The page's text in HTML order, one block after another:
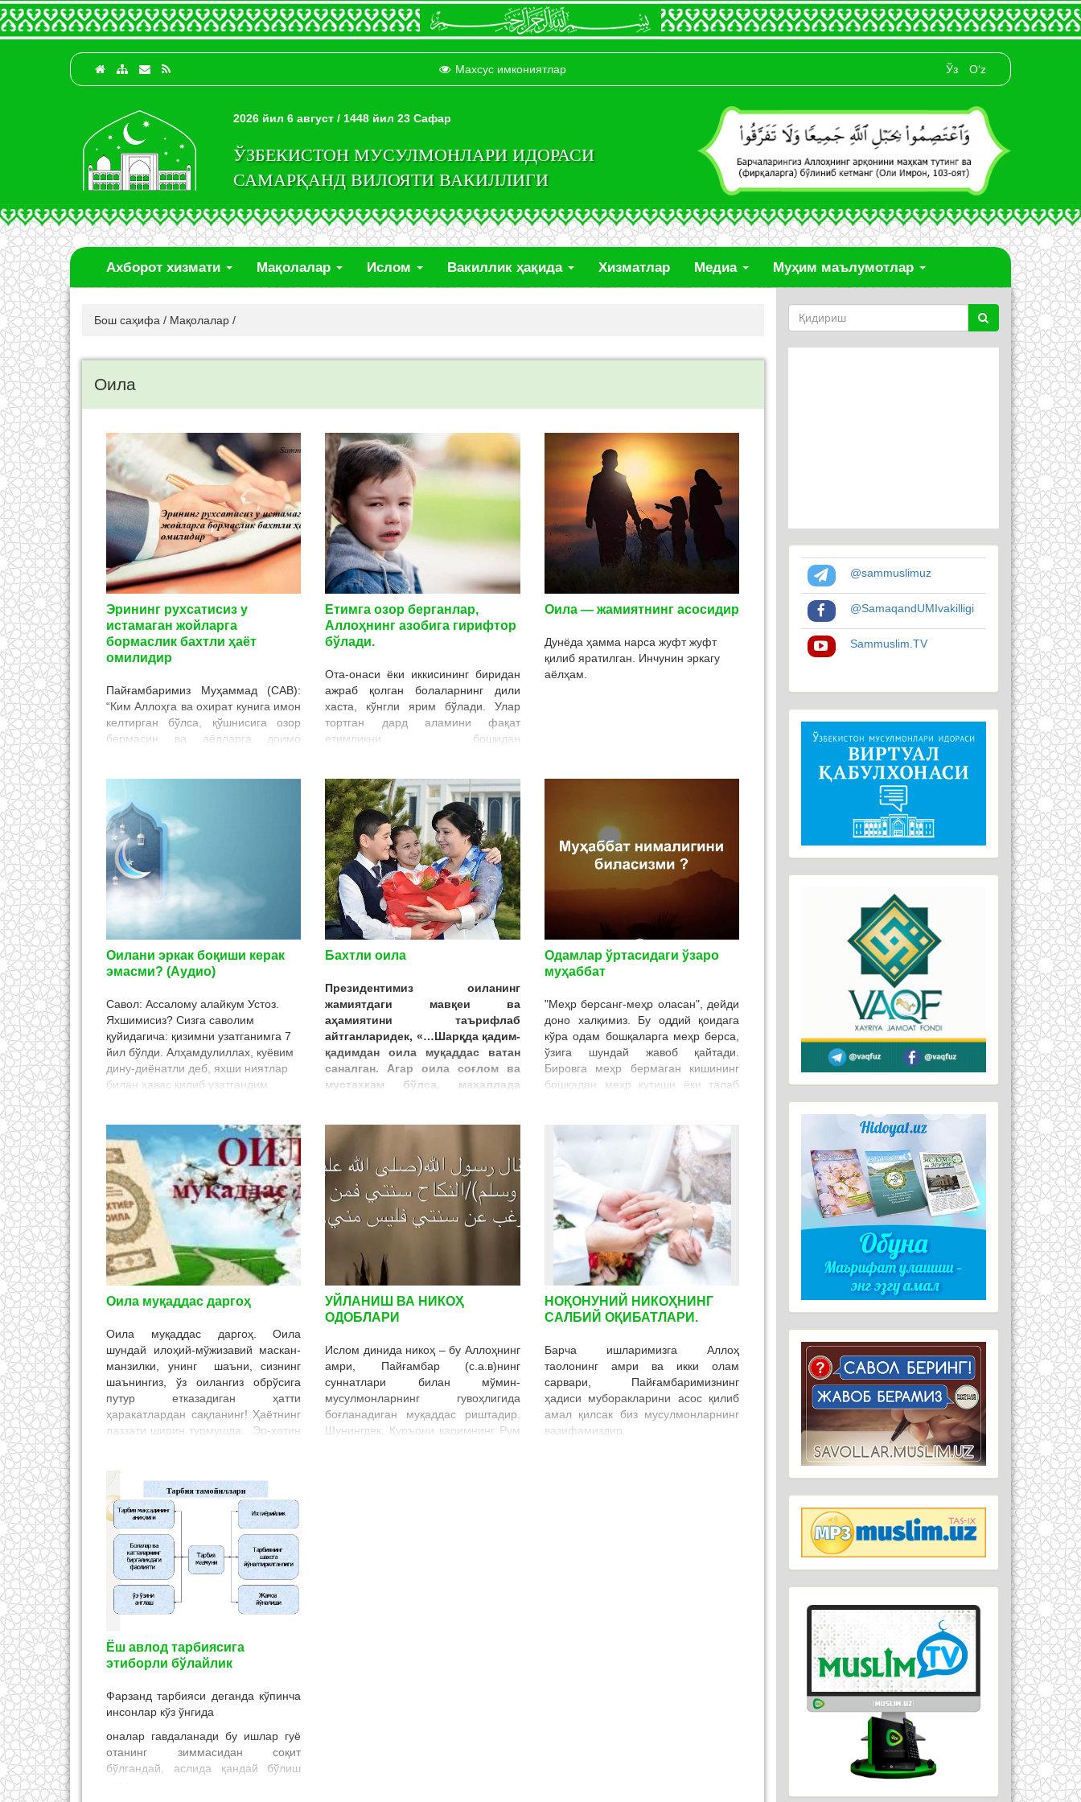
Махсус имкониятлар Ўз O‘z
2026 йил 6 август / 1448 йил 23 Сафар
ЎЗБЕКИСТОН МУСУЛМОНЛАРИ ИДОРАСИ
САМАРҚАНД ВИЛОЯТИ ВАКИЛЛИГИ
Ахборот хизмати Мақолалар Ислом Вакиллик ҳақида Хизматлар Медиа Муҳим маълумотлар
Бош саҳифа / Мақолалар /
Оила
Эрининг рухсатисиз у
истамаган жойларга
бормаслик бахтли ҳаёт
омилидир
Пайғамбаримиз Муҳаммад (САВ):
“Ким Аллоҳга ва охират кунига имон
келтирган бўлса, қўшнисига озор
бермасин ва аёлларга доимо
юқори қисмидир. Агар уни
тўғирлайман деб уринсанг,
синдирасан. Агар уни тек қўйсанг,
эгрилигича қолур. Бас, аёлларга
доимо яхшилик қилинг”, дедилар.
Етимга озор берганлар,
Аллоҳнинг азобига гирифтор
бўлади.
Ота-онаси ёки иккисининг биридан
ажраб қолган болаларнинг дили
хаста, кўнгли ярим бўлади. Улар
тортган дард аламини фақат
етимликни бошидан
улғайганлар эса етимнинг ҳолини
тушунишлари амри маҳол.
Етимнинг шундоғам вайрон дилини
оғритиш, қалбига озор бериш жуда
катта гуноҳ саналади. Қуръони
каримда етимнинг молини еганлар
билиб қўйсинки, аслида улар
қорнига олов ейишмоқда, деган
мазмунда оят бор. Шариатимиз ота-
оналаридан ажраб қолган
яримкўнгил етимлар манфаатини
қаттиқ ҳимоя қилади, уларга
ваъдалар беради.
Оила — жамиятнинг асосидир
Дунёда ҳамма нарса жуфт жуфт
қилиб яратилган. Инчунин эркагу
аёлҳам.
Оилани эркак боқиши керак
эмасми? (Аудио)
Савол: Ассалому алайкум Устоз.
Яхшимисиз? Сизга саволим
қуйидагича: қизимни узатганимга 7
йил бўлди. Алҳамдулиллах, куёвим
дину-диёнатли деб, яхши ниятлар
билан ҳавас қилиб узатгандим.
фарзандлик бўлишди. Қайнона-
қайнотаси билан яшашади. Менга
ҳеч ҳам гап ташимаган шу пайтгача.
Кейинги пайтларда мазаси бўлмай,
тушкунликка тушиб, юраги
оғрийдиган бўлиб қолди. Охири
сўраб суриштириб билдимки, у ҳеч
ҳам кўчага чиқмас экан.
Бахтли оила
Президентимиз оиланинг
жамиятдаги мавқеи ва
аҳамиятини таърифлаб
айтганларидек, «…Шарқда қадим-
қадимдан оила муқаддас ватан
саналган. Агар оила соғлом ва
мустахкам бўлса, маҳаллада
юрт тинч булсагина давлатда
осойишталик ва барқарорлик
ҳукум суради» деганлар.
Одамлар ўртасидаги ўзаро
муҳаббат
"Меҳр берсанг-меҳр оласан", дейди
доно халқимиз. Бу оддий қоидага
кўра одам бошқаларга меҳр берса,
ўзига шундай жавоб қайтади.
Бировга меҳр бермаган кишининг
бошқадан меҳр кутиши ёки талаб
одам ҳам Раббисидан савоб олади,
ҳам бошқалар муҳаббатини
қозонади. Мабодо, одамлар
ношукурлик қилиб, номуносиб
жавоб қайтарса ҳам, у ҳеч нарса
ютқазмайди. Чунки, ҳамма нарса
унинг ажру савоблари амаллар
китобига нақд бўлиб ёзилади. Инсон
Аллоҳ ризоси учун бировларга
меҳр-шафқат кўрсатади ва
бошқалардан шу муносабатни
кўради. Аллох таола бандаларига
ўта меҳрибон. Бизни ҳам раҳм-
буюради.“Ким(бир)
ҳасана
(савобли иш) қилса, унга ўн
баробар
(кўпайтириб ёзилур).Ким
(бир)ёмон(гуноҳ иш)қилса, фақат
ўша(гуноҳ)миқдорида (бир гуноҳга
Оила муқаддас даргоҳ
Оила муқаддас даргоҳ. Оила
шундай илоҳий-мўжизавий маскан-
манзилки, унинг шаъни, сизнинг
шаънингиз, ўз оилангиз обрўсига
путур етказадиган ҳатти
ҳаракатлардан сақланинг! Ҳаётнинг
лаззати ширин турмушда. Эр-хотин
яхши бўлса ниҳол бешикаст ўсади.
Оилавий бахт сизники, унинг
қадрига етинг.
УЙЛАНИШ ВА НИКОҲ
ОДОБЛАРИ
Ислом динида никоҳ – бу Аллоҳнинг
амри, Пайғамбар (с.а.в)нинг
суннатлари билан мўмин-
мусулмонларнинг гувоҳлигида
боғланадиган муқаддас риштадир.
Шунингдек, Қуръони каримнинг Рум
НОҚОНУНИЙ НИКОҲНИНГ
САЛБИЙ ОҚИБАТЛАРИ.
Барча ишларимизга Аллоҳ
таолонинг амри ва икки олам
сарвари, Пайғамбаримизнинг
ҳадиси муборакларини асос қилиб
амал қилсак биз мусулмонларнинг
вазифамиздир.
Ёш авлод тарбиясига
этиборли бўлайлик
Фарзанд тарбияси деганда кўпинча
инсонлар кўз ўнгида
оналар гавдаланади бу ишлар гуё
отанинг зиммасидан соқит
бўлгандай, аслида қандай бўлиш
@sammuslimuz
@SamaqandUMIvakilligi
Sammuslim.TV